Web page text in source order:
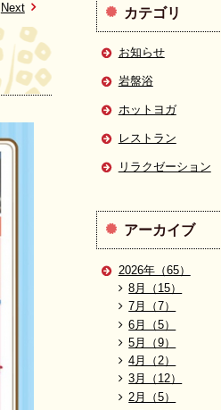
Next カテゴリ
お知らせ
岩盤浴
ホットヨガ
レストラン
リラクゼーション
アーカイブ
2026年（65）
8月（15）
7月（7）
6月（5）
5月（9）
4月（2）
3月（12）
2月（5）